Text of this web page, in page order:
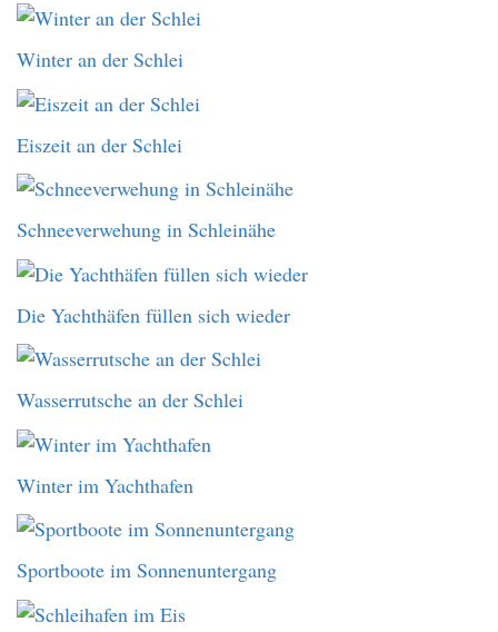
Winter an der Schlei
Eiszeit an der Schlei
Schneeverwehung in Schleinähe
Die Yachthäfen füllen sich wieder
Wasserrutsche an der Schlei
Winter im Yachthafen
Sportboote im Sonnenuntergang